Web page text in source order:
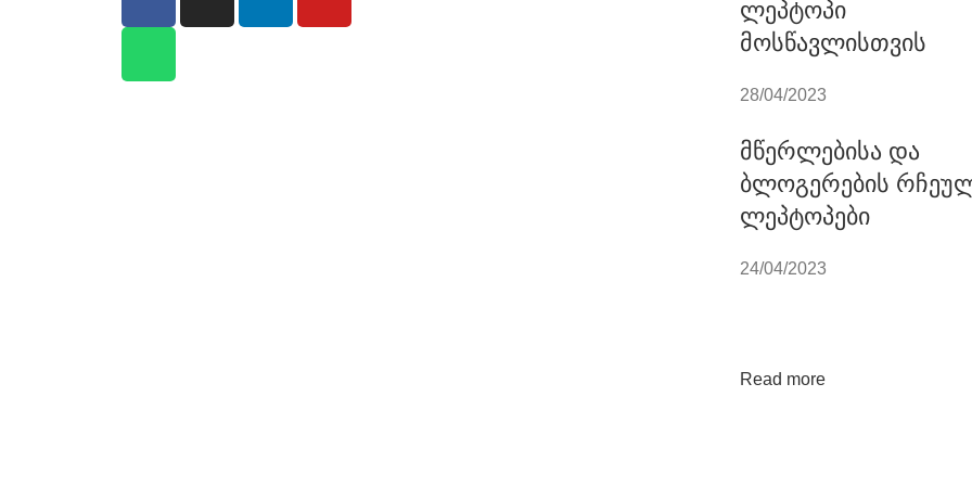
ლეპტოპი
მოსწავლისთვის
28/04/2023
მწერლებისა და
ბლოგერების
ლეპტოპები
24/04/2023
Read more